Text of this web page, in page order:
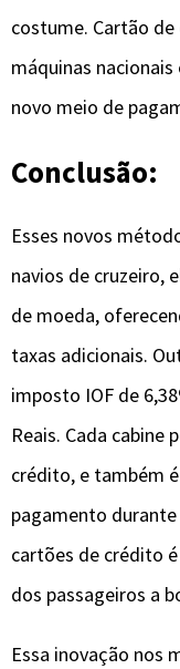
costume. Cartão
máquinas
novo meio de
Conclusão:
Esses novos
navios de cruzeiro,
de moeda,
taxas adicionais.
imposto IOF de
Reais. Cada
crédito, e também
pagamento
cartões de crédito
dos passageiros a
Essa inovação nos